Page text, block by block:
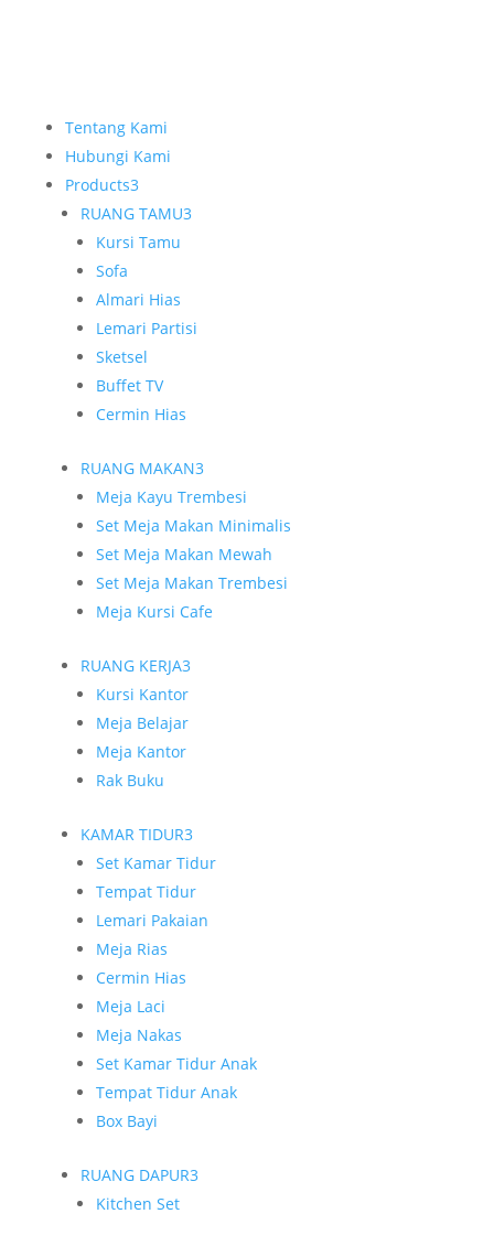
Tentang Kami
Hubungi Kami
Products3
RUANG TAMU3
Kursi Tamu
Sofa
Almari Hias
Lemari Partisi
Sketsel
Buffet TV
Cermin Hias
RUANG MAKAN3
Meja Kayu Trembesi
Set Meja Makan Minimalis
Set Meja Makan Mewah
Set Meja Makan Trembesi
Meja Kursi Cafe
RUANG KERJA3
Kursi Kantor
Meja Belajar
Meja Kantor
Rak Buku
KAMAR TIDUR3
Set Kamar Tidur
Tempat Tidur
Lemari Pakaian
Meja Rias
Cermin Hias
Meja Laci
Meja Nakas
Set Kamar Tidur Anak
Tempat Tidur Anak
Box Bayi
RUANG DAPUR3
Kitchen Set